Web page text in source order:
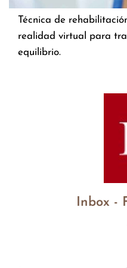
Técnica de
realidad virtual para
equilibrio.
Inbox -